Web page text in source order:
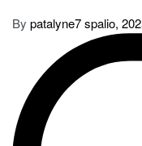
By patalyne7 spalio,